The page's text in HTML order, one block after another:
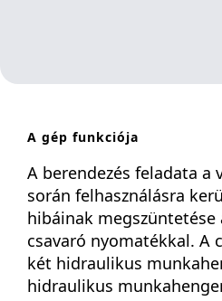
A gép funkciója
A berendezés feladata a
során felhasználásra
hibáinak
csavaró nyomatékkal. A
két hidraulikus
hidraulikus